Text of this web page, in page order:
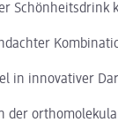
in innovativer
der